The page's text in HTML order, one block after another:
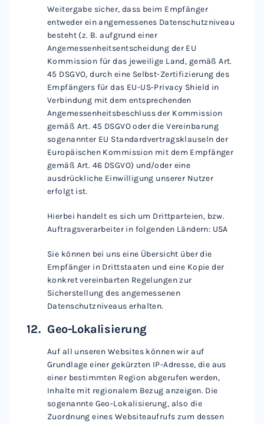
Weitergabe sicher, dass beim Empfänger
entweder ein angemessenes Datenschutzniveau
besteht (z. B. aufgrund einer
Angemessenheitsentscheidung der EU
Kommission für das jeweilige Land, gemäß Art.
45 DSGVO, durch eine Selbst-Zertifizierung des
Empfängers für das EU-US-Privacy Shield in
Verbindung mit dem entsprechenden
Angemessenheitsbeschluss der Kommission
gemäß Art. 45 DSGVO oder die Vereinbarung
sogenannter EU Standardvertragsklauseln der
Europäischen Kommission mit dem Empfänger
gemäß Art. 46 DSGVO) und/oder eine
ausdrückliche Einwilligung unserer Nutzer
erfolgt ist.
Hierbei handelt es sich um Drittparteien, bzw.
Auftragsverarbeiter in folgenden Ländern: USA
Sie können bei uns eine Übersicht über die
Empfänger in Drittstaaten und eine Kopie der
konkret vereinbarten Regelungen zur
Sicherstellung des angemessenen
Datenschutzniveaus erhalten.
Geo-Lokalisierung
Auf all unseren Websites können wir auf
Grundlage einer gekürzten IP-Adresse, die aus
einer bestimmten Region abgerufen werden,
Inhalte mit regionalem Bezug anzeigen. Die
sogenannte Geo-Lokalisierung, also die
Zuordnung eines Websiteaufrufs zum dessen